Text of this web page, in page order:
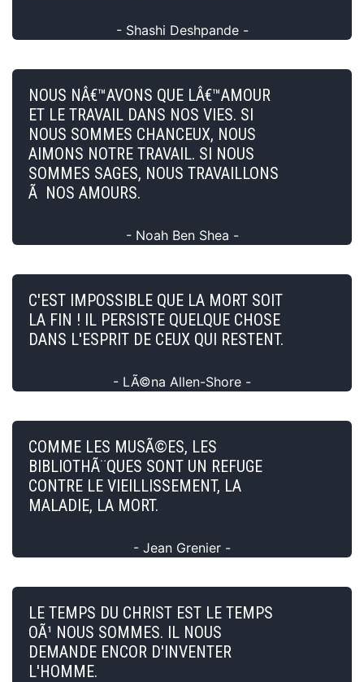
- Shashi Deshpande -
NOUS NÂ€™AVONS QUE LÂ€™AMOUR
ET LE TRAVAIL DANS NOS VIES. SI
NOUS SOMMES CHANCEUX, NOUS
AIMONS NOTRE TRAVAIL. SI NOUS
SOMMES SAGES, NOUS TRAVAILLONS
Ã NOS AMOURS.
- Noah Ben Shea -
C'EST IMPOSSIBLE QUE LA MORT SOIT
LA FIN ! IL PERSISTE QUELQUE CHOSE
DANS L'ESPRIT DE CEUX QUI RESTENT.
- LÃ©na Allen-Shore -
COMME LES MUSÃ©ES, LES
BIBLIOTHÃ¨QUES SONT UN REFUGE
CONTRE LE VIEILLISSEMENT, LA
MALADIE, LA MORT.
- Jean Grenier -
LE TEMPS DU CHRIST EST LE TEMPS
OÃ¹ NOUS SOMMES. IL NOUS
DEMANDE ENCOR D'INVENTER
L'HOMME.